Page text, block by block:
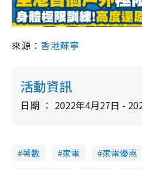
a
i
e
來源： 香港蘇寧
活動資訊
日期 2022年4月27日 -
著數 家電 家電優惠